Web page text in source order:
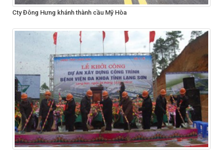
Cty Đông Hưng khánh thành cầu Mỹ Hòa